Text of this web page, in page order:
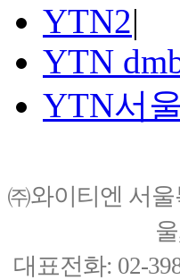
YTN2|
YTN
YTN서
㈜와이티엔 서
대표전화: 02-